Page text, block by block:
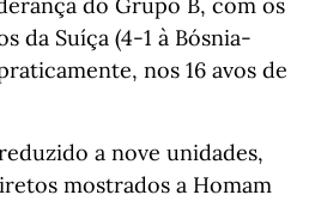
da Suíça (4-1 à Bósnia-
nos 16 avos de
a nove unidades,
mostrados a Homam